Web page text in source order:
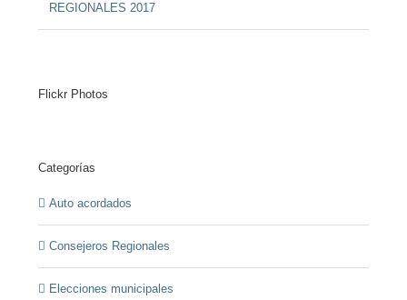
REGIONALES 2017
Flickr Photos
Categorías
Auto acordados
Consejeros Regionales
Elecciones municipales